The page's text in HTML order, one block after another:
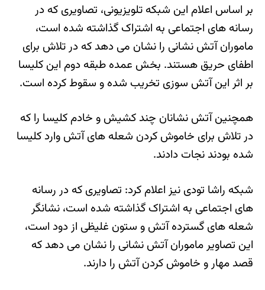
بر اساس اعلام این شبکه تلویزیونی، تصاویری که در
رسانه های اجتماعی به اشتراک گذاشته شده است،
ماموران آتش نشانی را نشان می دهد که در تلاش برای
اطفای حریق هستند. بخش عمده طبقه دوم این کلیسا
بر اثر این آتش سوزی تخریب شده و سقوط کرده است.
همچنین آتش نشانان چند كشیش و خادم کلیسا را كه
در تلاش برای خاموش كردن شعله های آتش وارد كلیسا
شده بودند نجات دادند.
شبکه راشا تودی نیز اعلام کرد: تصاویری که در رسانه
های اجتماعی به اشتراک گذاشته شده است، نشانگر
شعله های گسترده آتش و ستون غلیظی از دود است،
این تصاویر ماموران آتش نشانی را نشان می دهد که
قصد مهار و خاموش کردن آتش را دارند.